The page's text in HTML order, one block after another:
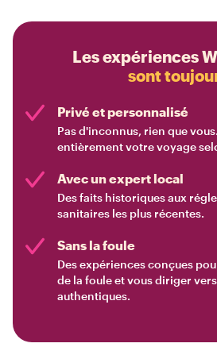
Les expériences
sont
Privé et personnalisé
Pas d'inconnus, rien que
entièrement votre voyage
Avec un expert local
Des faits historiques aux
sanitaires les plus récentes.
Sans la foule
Des expériences conçues
de la foule et vous diriger
authentiques.